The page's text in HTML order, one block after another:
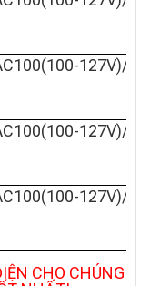
127V)/
127V)/
127V)/
CHO CHÚNG